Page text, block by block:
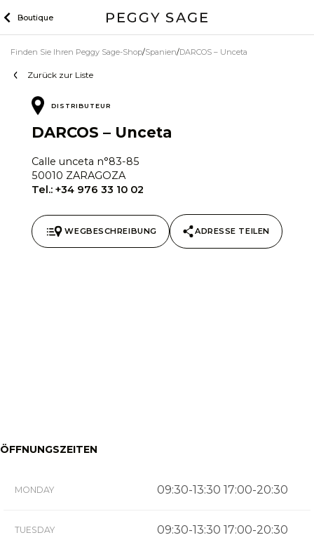
Inhalt
Boutique
Zurück zur Liste
Finden Sie Ihren Peggy Sage-Shop Spanien DARCOS – Unceta
DISTRIBUTEUR
DARCOS – Unceta
Calle unceta n°83-85
50010 ZARAGOZA
Tel.: +34 976 33 10 02
WEGBESCHREIBUNG ADRESSE TEILEN
ÖFFNUNGSZEITEN
MONDAY 09:30-13:30 17:00-20:30
TUESDAY 09:30-13:30 17:00-20:30